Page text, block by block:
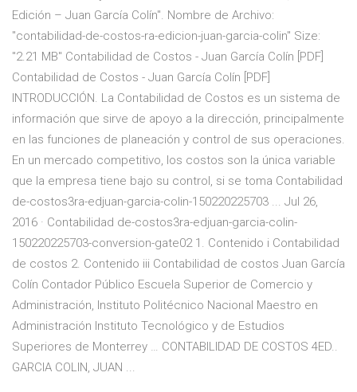
Edición – Juan García Colín". Nombre de Archivo:
"contabilidad-de-costos-ra-edicion-juan-garcia-colin" Size:
"2.21 MB" Contabilidad de Costos - Juan García Colín [PDF]
Contabilidad de Costos - Juan García Colín [PDF]
INTRODUCCIÓN. La Contabilidad de Costos es un sistema de
información que sirve de apoyo a la dirección, principalmente
en las funciones de planeación y control de sus operaciones.
En un mercado competitivo, los costos son la única variable
que la empresa tiene bajo su control, si se toma Contabilidad
de-costos3ra-edjuan-garcia-colin-150220225703 ... Jul 26,
2016 · Contabilidad de-costos3ra-edjuan-garcia-colin-
150220225703-conversion-gate02 1. Contenido i Contabilidad
de costos 2. Contenido iii Contabilidad de costos Juan García
Colín Contador Público Escuela Superior de Comercio y
Administración, Instituto Politécnico Nacional Maestro en
Administración Instituto Tecnológico y de Estudios
Superiores de Monterrey … CONTABILIDAD DE COSTOS 4ED..
GARCIA COLIN, JUAN ...